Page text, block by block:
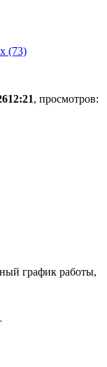
(73)
12:21, просмотров:
график работы,